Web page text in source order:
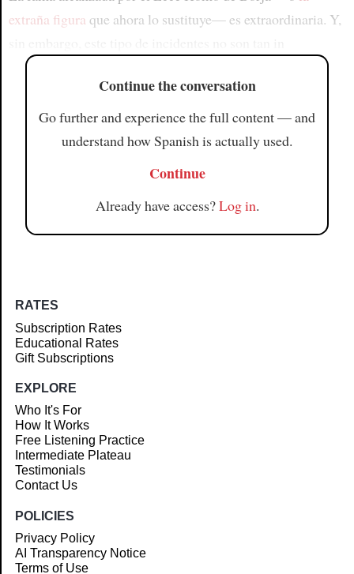
extraña figura que ahora lo sustituye— es extraordinaria. Y,
Continue the conversation
Go further and experience the full content — and
understand how Spanish is actually used.
Continue
Already have access?Log in.
RATES
Subscription Rates
Educational Rates
Gift Subscriptions
EXPLORE
Who It's For
How It Works
Free Listening Practice
Intermediate Plateau
Testimonials
Contact Us
POLICIES
Privacy Policy
AI Transparency Notice
Terms of Use